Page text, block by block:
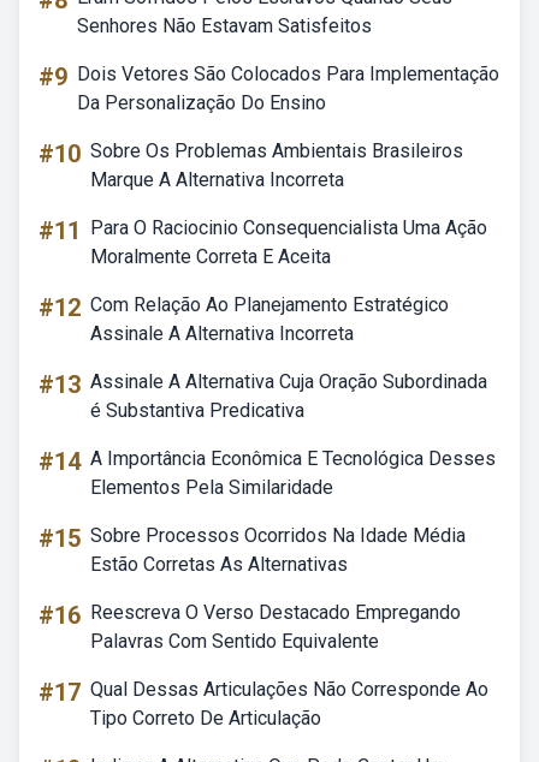
Senhores Não Estavam Satisfeitos
#9 Dois Vetores São Colocados Para Implementação
Da Personalização Do Ensino
#10 Sobre Os Problemas Ambientais Brasileiros
Marque A Alternativa Incorreta
#11
Para O Raciocinio Consequencialista Uma Ação
Moralmente Correta E Aceita
#12 Com Relação Ao Planejamento Estratégico
Assinale A Alternativa Incorreta
#13 Assinale A Alternativa Cuja Oração Subordinada
é Substantiva Predicativa
#14 A Importância Econômica E Tecnológica Desses
Elementos Pela Similaridade
#15 Sobre Processos Ocorridos Na Idade Média
Estão Corretas As Alternativas
#16 Reescreva O Verso Destacado Empregando
Palavras Com Sentido Equivalente
#17 Qual Dessas Articulações Não Corresponde Ao
Tipo Correto De Articulação